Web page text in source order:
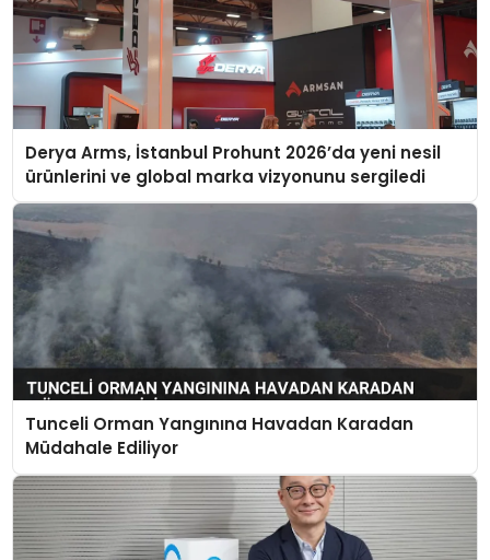
Derya Arms, İstanbul Prohunt 2026’da yeni nesil
ürünlerini ve global marka vizyonunu sergiledi
Tunceli Orman Yangınına Havadan Karadan
Müdahale Ediliyor